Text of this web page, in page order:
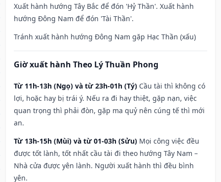
Xuất hành hướng Tây Bắc để đón 'Hỷ Thần'. Xuất hành
hướng Đông Nam để đón 'Tài Thần'.
Tránh xuất hành hướng Đông Nam gặp Hạc Thần (xấu)
Giờ xuất hành Theo Lý Thuần Phong
Từ 11h-13h (Ngọ) và từ 23h-01h (Tý) Cầu tài thì không có
lợi, hoặc hay bị trái ý. Nếu ra đi hay thiệt, gặp nạn, việc
quan trọng thì phải đòn, gặp ma quỷ nên cúng tế thì mới
an.
Từ 13h-15h (Mùi) và từ 01-03h (Sửu) Mọi công việc đều
được tốt lành, tốt nhất cầu tài đi theo hướng Tây Nam –
Nhà cửa được yên lành. Người xuất hành thì đều bình
yên.